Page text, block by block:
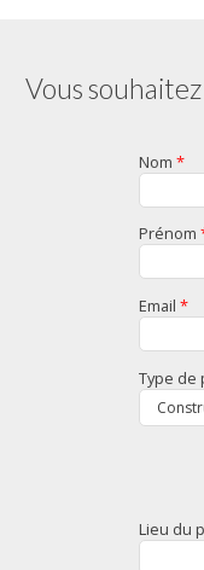
Vous
Nom *
Prénom
Email *
Type de
Lieu du